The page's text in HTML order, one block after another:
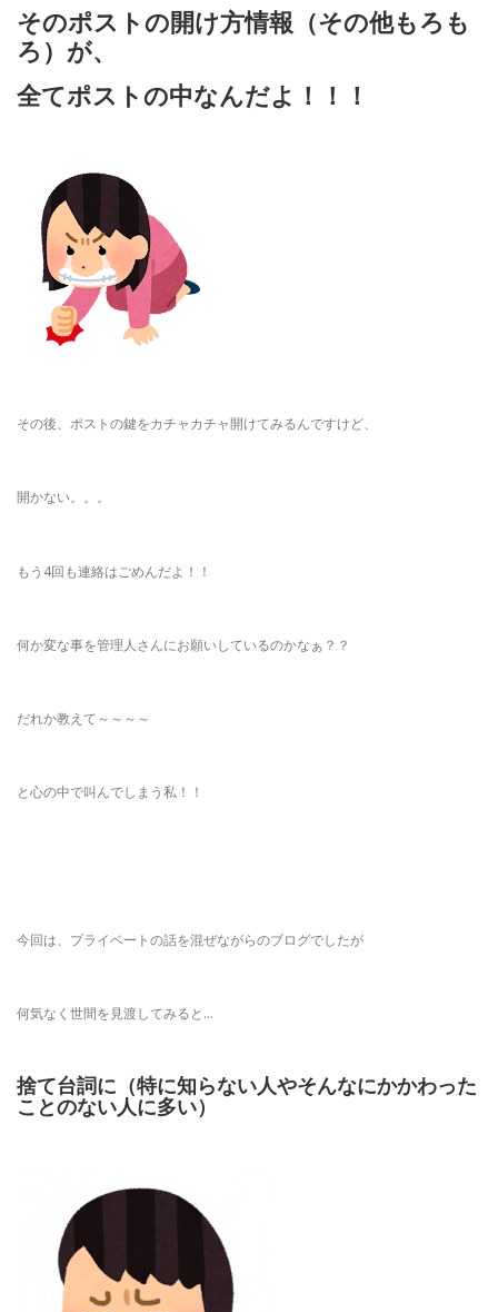
そのポストの開け方情報（その他もろも
ろ）が、
全てポストの中なんだよ！！！
その後、ポストの鍵をカチャカチャ開けてみるんですけど、
開かない。。。
もう4回も連絡はごめんだよ！！
何か変な事を管理人さんにお願いしているのかなぁ？？
だれか教えて～～～～
と心の中で叫んでしまう私！！
今回は、プライベートの話を混ぜながらのブログでしたが
何気なく世間を見渡してみると…
捨て台詞に（特に知らない人やそんなにかかわった
ことのない人に多い）